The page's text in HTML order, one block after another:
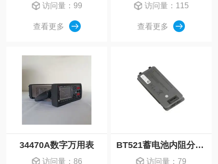
访问量：99
查看更多
访问量：115
查看更多
34470A数字万用表
访问量：86
BT521蓄电池内阻分析仪
访问量：79